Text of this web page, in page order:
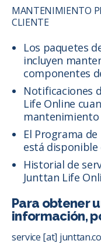
MANTENIMIENTO
CLIENTE
Los paquetes
incluyen
componentes
Notificaciones
Life Online
El Programa
está disponible
Historial de
Junttan Life
Para obtener
información,
service [at]